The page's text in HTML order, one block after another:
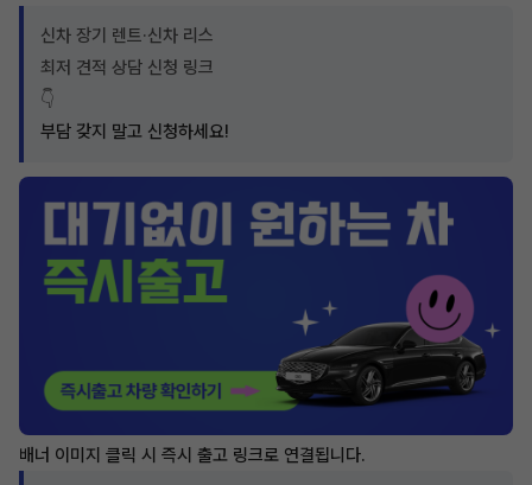
신차 장기 렌트·신차 리스
최저 견적 상담 신청 링크
👇
부담 갖지 말고 신청하세요!
배너 이미지 클릭 시 즉시 출고 링크로 연결됩니다.